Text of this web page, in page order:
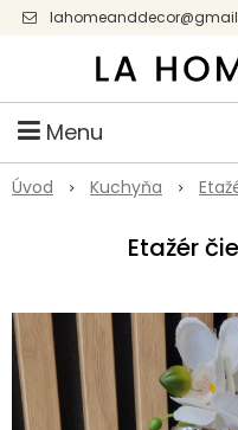
Menu
Úvod Kuchyňa
Etažér